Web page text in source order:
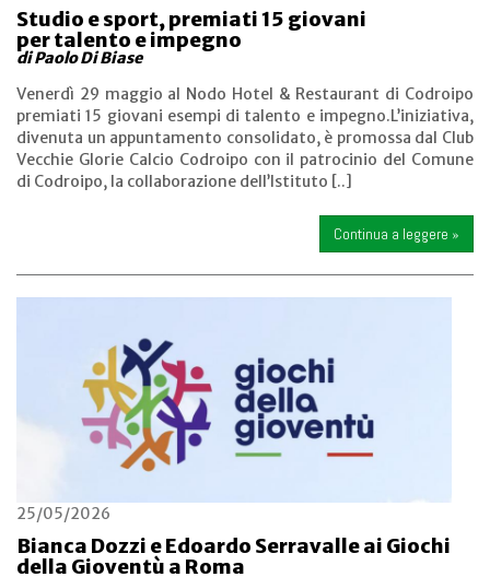
Studio e sport, premiati 15 giovani
per talento e impegno
di Paolo Di Biase
Venerdì 29 maggio al Nodo Hotel & Restaurant di Codroipo
premiati 15 giovani esempi di talento e impegno.L’iniziativa,
divenuta un appuntamento consolidato, è promossa dal Club
Vecchie Glorie Calcio Codroipo con il patrocinio del Comune
di Codroipo, la collaborazione dell’Istituto [..]
Continua a leggere »
25/05/2026
Bianca Dozzi e Edoardo Serravalle ai Giochi
della Gioventù a Roma